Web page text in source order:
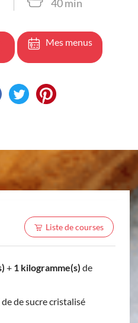
40min
Mes menus
Liste de courses
+ 1 kilogramme(s) de
de de sucre cristalisé